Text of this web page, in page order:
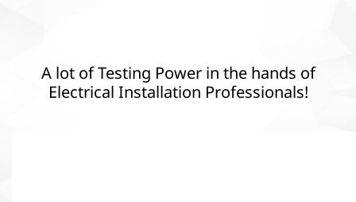
A lot of Testing Power in the hands of
Electrical Installation Professionals!